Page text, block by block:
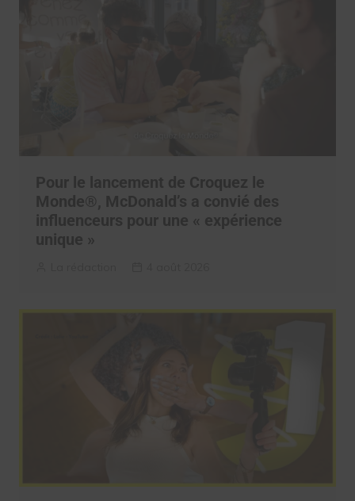
Pour le lancement de Croquez le
Monde®, McDonald’s a convié des
influenceurs pour une « expérience
unique »